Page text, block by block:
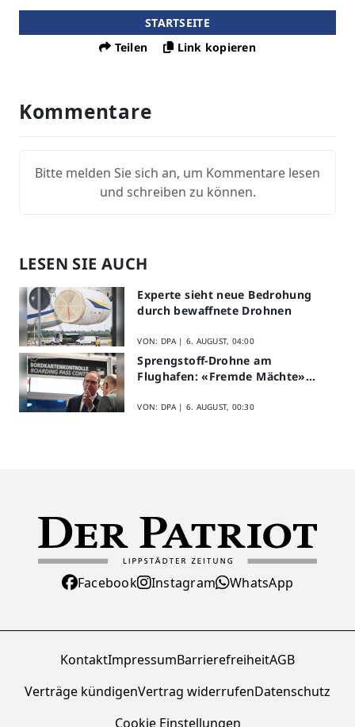
STARTSEITE
Teilen
Link kopieren
Kommentare
Bitte melden Sie sich an, um Kommentare lesen
und schreiben zu können.
LESEN SIE AUCH
Experte sieht neue Bedrohung
durch bewaffnete Drohnen
VON: DPA | 6. AUGUST, 04:00
Sprengstoff-Drohne am
Flughafen: «Fremde Mächte»
VON: DPA | 6. AUGUST, 00:30
Facebook Instagram WhatsApp
KontaktImpressumBarrierefreiheitAGB
Verträge kündigenVertrag widerrufenDatenschutz
Cookie Einstellungen